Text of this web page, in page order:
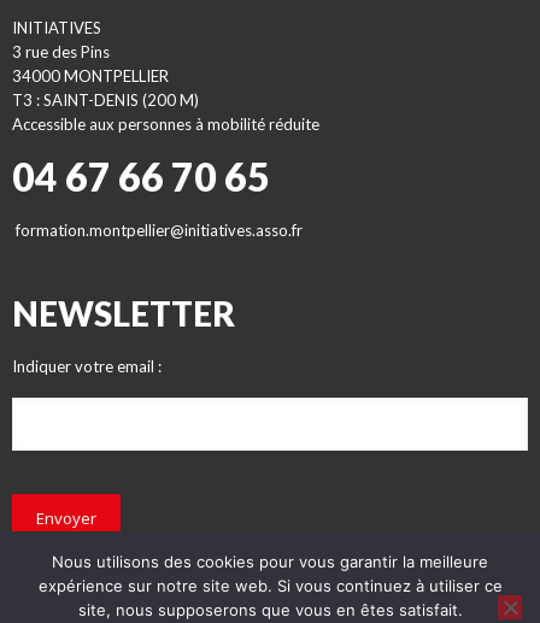
INITIATIVES
3 rue des Pins
34000 MONTPELLIER
T3 : SAINT-DENIS (200 M)
Accessible aux personnes à mobilité réduite
04 67 66 70 65
formation.montpellier@initiatives.asso.fr
NEWSLETTER
Indiquer votre email :
Envoyer
Nous utilisons des cookies pour vous garantir la meilleure
expérience sur notre site web. Si vous continuez à utiliser ce
site, nous supposerons que vous en êtes satisfait.